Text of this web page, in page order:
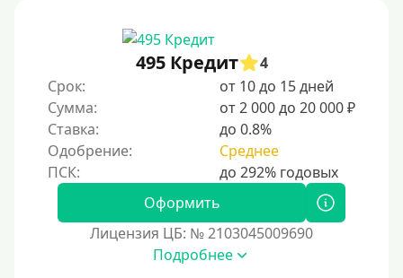
На карту круглосуточно
Деньги в долг
В долг на карту
Срок
1 день
495 Кредит
4
Срок:
от 10 до 15 дней
Сумма:
от 2 000 до 20 000 ₽
Ставка:
до 0.8%
Одобрение:
Среднее
Оформить
Лицензия ЦБ: № 2103045009690
Подробнее